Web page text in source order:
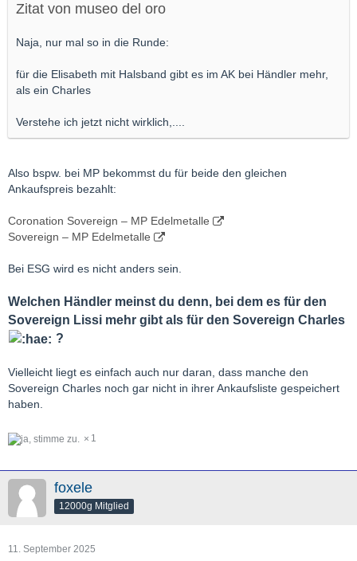
Zitat von museo del oro
Naja, nur mal so in die Runde:
für die Elisabeth mit Halsband gibt es im AK bei Händler mehr,
als ein Charles
Verstehe ich jetzt nicht wirklich,....
Also bspw. bei MP bekommst du für beide den gleichen
Ankaufspreis bezahlt:
Coronation Sovereign – MP Edelmetalle
Sovereign – MP Edelmetalle
Bei ESG wird es nicht anders sein.
Welchen Händler meinst du denn, bei dem es für den
Sovereign Lissi mehr gibt als für den Sovereign Charles
?
Vielleicht liegt es einfach auch nur daran, dass manche den
Sovereign Charles noch gar nicht in ihrer Ankaufsliste gespeichert
haben.
1
foxele
12000g Mitglied
11. September 2025